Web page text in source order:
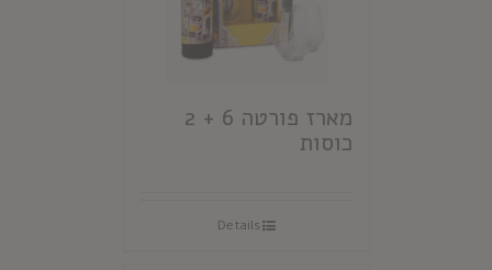
מארז פורטה 6 + 2
כוסות
Details